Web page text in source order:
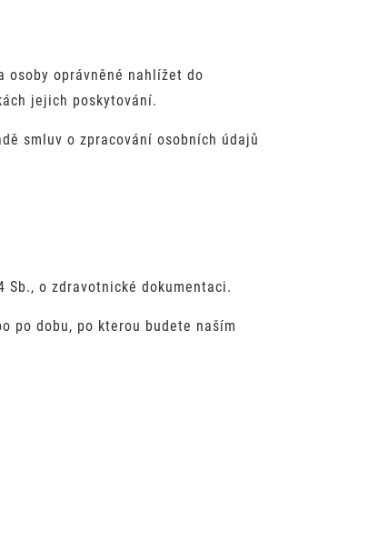
osoby oprávněné nahlížet do
jejich poskytování.
smluv o zpracování osobních údajů
Sb., o zdravotnické dokumentaci.
po dobu, po kterou budete naším